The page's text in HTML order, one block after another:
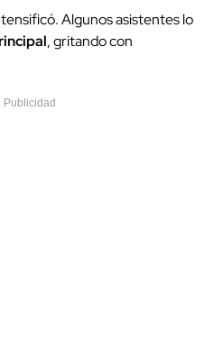
Algunos asistentes lo
, gritando con